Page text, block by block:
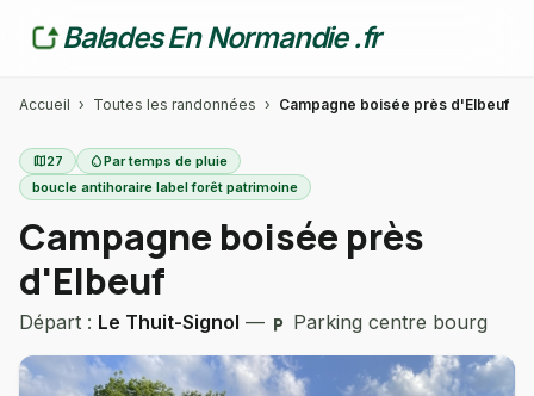
Balades En Normandie .fr
Accueil › Toutes les randonnées › Campagne boisée près d'Elbeuf
map27 water_dropPar temps de pluie
boucle antihoraire label forêt patrimoine
Campagne boisée près
d'Elbeuf
Départ : Le Thuit-Signol — local_parking Parking centre bourg